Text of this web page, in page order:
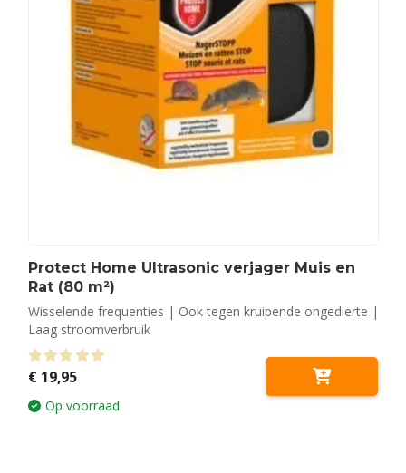
Protect Home Ultrasonic verjager Muis en
Rat (80 m²)
Wisselende frequenties | Ook tegen kruipende ongedierte |
Laag stroomverbruik
0 out of 5
€19,95
Op voorraad